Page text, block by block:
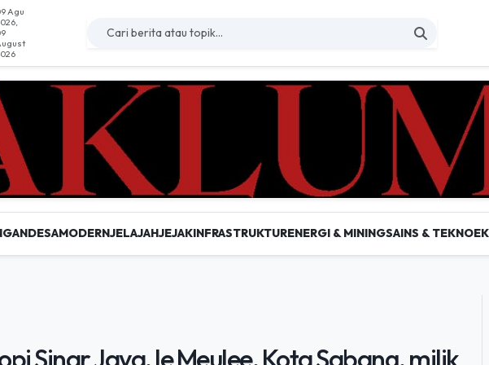
Agu
DESAMODERNJELAJAHJEJAKINFRASTRUKTURENERGI & MININGSAINS & TEKNO
Sinar Jaya, Ie Meulee, Kota Sabang, milik